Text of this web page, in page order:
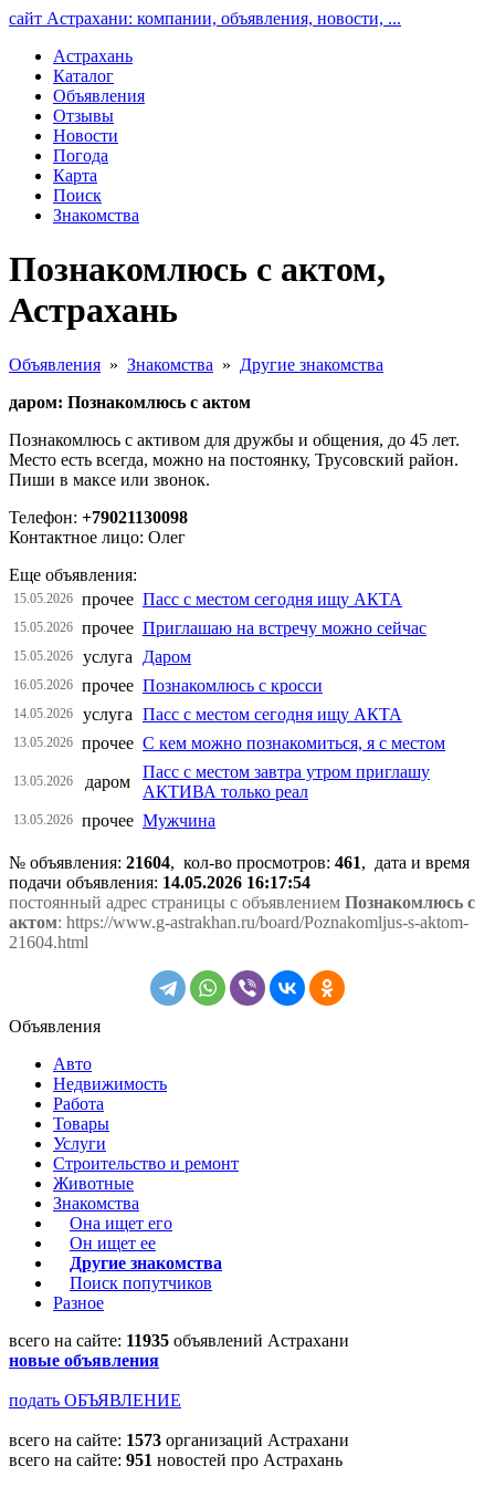
сайт Астрахани: компании, объявления, новости, ...
Астрахань
Каталог
Объявления
Отзывы
Новости
Погода
Карта
Поиск
Знакомства
Познакомлюсь с актом,
Астрахань
Объявления » Знакомства » Другие знакомства
даром: Познакомлюсь с актом
Познакомлюсь с активом для дружбы и общения, до 45 лет.
Место есть всегда, можно на постоянку, Трусовский район.
Пиши в максе или звонок.
Телефон: +79021130098
Контактное лицо: Олег
Еще объявления:
15.05.2026 прочее Пасс с местом сегодня ищу АКТА
15.05.2026 прочее Приглашаю на встречу можно сейчас
15.05.2026 услуга Даром
16.05.2026 прочее Познакомлюсь с кросси
14.05.2026 услуга Пасс с местом сегодня ищу АКТА
13.05.2026 прочее С кем можно познакомиться, я с местом
13.05.2026 даром
Пасс с местом завтра утром приглашу
АКТИВА только реал
13.05.2026 прочее Мужчина
№ объявления: 21604, кол-во просмотров: 461, дата и время
подачи объявления: 14.05.2026 16:17:54
постоянный адрес страницы с объявлением Познакомлюсь с
актом: https://www.g-astrakhan.ru/board/Poznakomljus-s-aktom-
21604.html
Объявления
Авто
Недвижимость
Работа
Товары
Услуги
Строительство и ремонт
Животные
Знакомства
Она ищет его
Он ищет ее
Другие знакомства
Поиск попутчиков
Разное
всего на сайте: 11935 объявлений Астрахани
новые объявления
подать ОБЪЯВЛЕНИЕ
всего на сайте: 1573 организаций Астрахани
всего на сайте: 951 новостей про Астрахань